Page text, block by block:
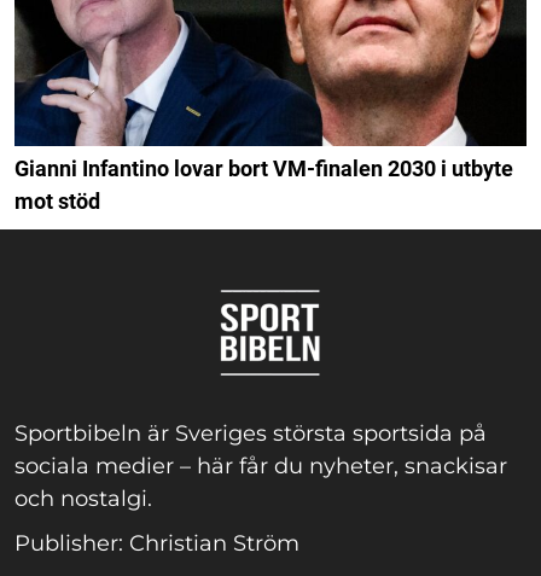
Gianni Infantino lovar bort VM-finalen 2030 i utbyte
mot stöd
Sportbibeln är Sveriges största sportsida på
sociala medier – här får du nyheter, snackisar
och nostalgi.
Publisher: Christian Ström